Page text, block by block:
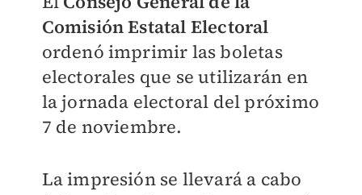
Comisión Estatal Electoral
ordenó imprimir las boletas
electorales que se utilizarán en
la jornada electoral del próximo
7 de noviembre.
La impresión se llevará a cabo